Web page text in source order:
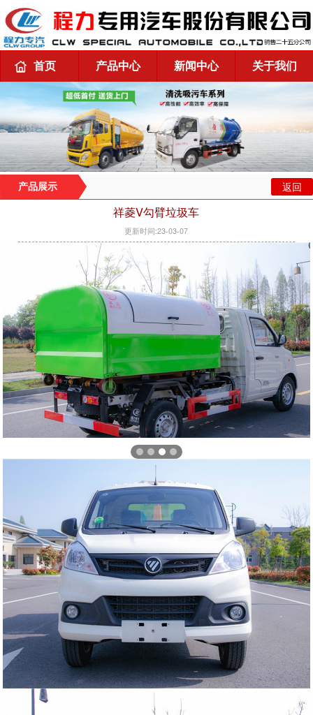
首页 产品中心 新闻中心 关于我们
产品展示 返回
祥菱V勾臂垃圾车
更新时间:23-03-07